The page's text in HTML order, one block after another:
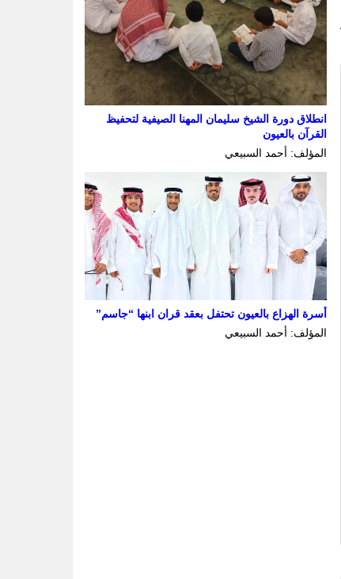
انطلاق دورة الشيخ سليمان المهنا الصيفية لتحفيظ
القرآن بالعيون
المؤلف: أحمد السبيعي
أسرة الهزاع بالعيون تحتفل بعقد قران ابنها “جاسم”
المؤلف: أحمد السبيعي